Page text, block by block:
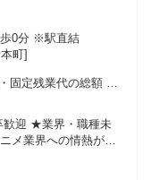
✅経験者歓迎／
！✅U・Iターン歓迎
定シフト制で働きや
歩0分 ※駅直結
町]
定残業代の総額 基
固定残業時間を超え
当】 全
手当金額：なし 全員
考
迎 ★業界・職種未
メ業界への情熱があ
・Illustrator・